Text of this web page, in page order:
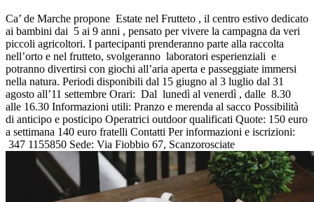
Ca’ de Marche propone Estate nel Frutteto , il centro estivo dedicato
ai bambini dai 5 ai 9 anni , pensato per vivere la campagna da veri
piccoli agricoltori. I partecipanti prenderanno parte alla raccolta
nell’orto e nel frutteto, svolgeranno laboratori esperienziali e
potranno divertirsi con giochi all’aria aperta e passeggiate immersi
nella natura. Periodi disponibili dal 15 giugno al 3 luglio dal 31
agosto all’11 settembre Orari: Dal lunedì al venerdì , dalle 8.30
alle 16.30 Informazioni utili: Pranzo e merenda al sacco Possibilità
di anticipo e posticipo Operatrici outdoor qualificati Quote: 150 euro
a settimana 140 euro fratelli Contatti Per informazioni e iscrizioni:
347 1155850 Sede: Via Fiobbio 67, Scanzorosciate